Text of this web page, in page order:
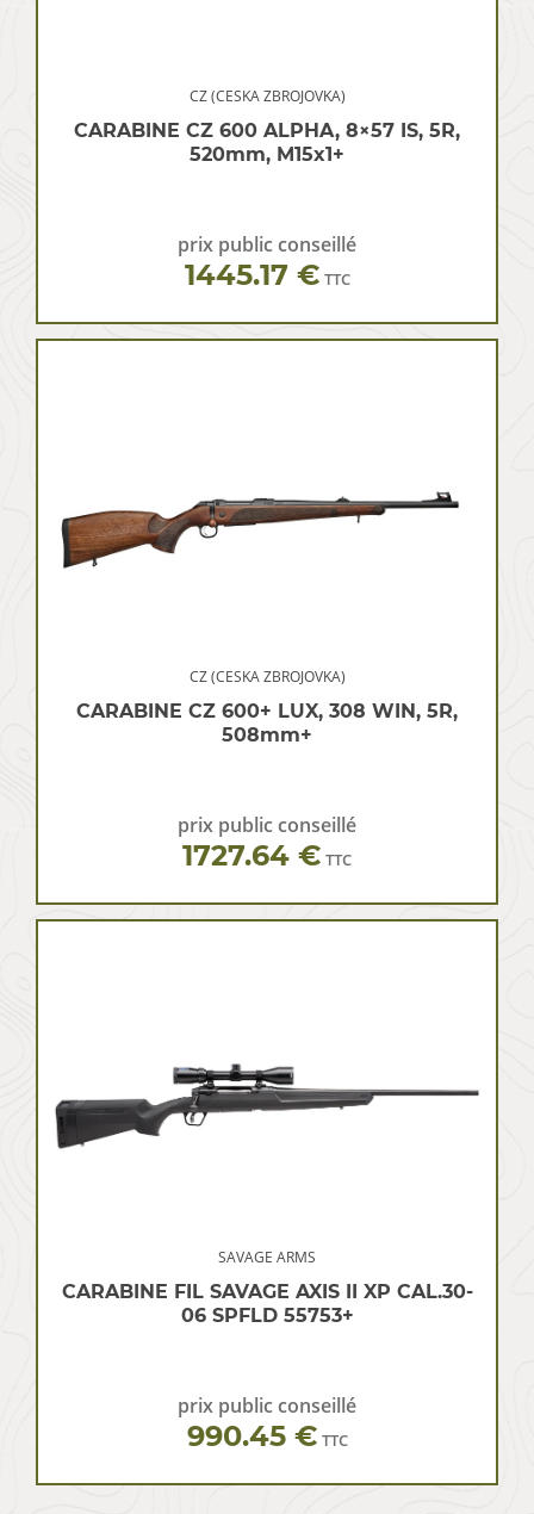
CZ (CESKA ZBROJOVKA)
CARABINE CZ 600 ALPHA, 8×57 IS, 5R,
520mm, M15x1+
prix public conseillé
1445.17 € TTC
CZ (CESKA ZBROJOVKA)
CARABINE CZ 600+ LUX, 308 WIN, 5R,
508mm+
prix public conseillé
1727.64 € TTC
SAVAGE ARMS
CARABINE FIL SAVAGE AXIS II XP CAL.30-
06 SPFLD 55753+
prix public conseillé
990.45 € TTC